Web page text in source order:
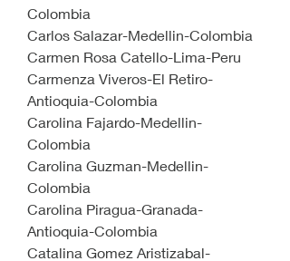
Colombia
Carlos Salazar-Medellin-Colombia
Carmen Rosa Catello-Lima-Peru
Carmenza Viveros-El Retiro-
Antioquia-Colombia
Carolina Fajardo-Medellin-
Colombia
Carolina Guzman-Medellin-
Colombia
Carolina Piragua-Granada-
Antioquia-Colombia
Catalina Gomez Aristizabal-